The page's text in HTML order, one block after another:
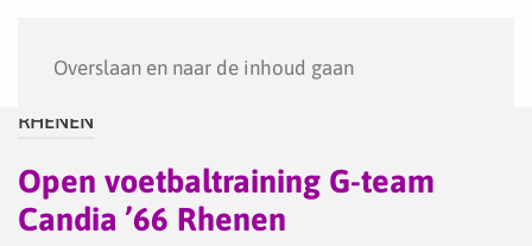
Overslaan en naar de inhoud gaan
RHENEN
Open voetbaltraining G-team
Candia ’66 Rhenen